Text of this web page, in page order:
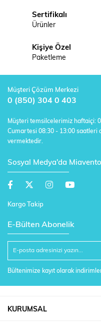
Sertifikalı
Ürünler
Kişiye Özel
Paketleme
Müşteri Çözüm Merkezi
0 (850) 304 0 403
Müşteri temsilcelerimiz haftaiçi:
Cumartesi 08:30 - 13:00 saatleri
vermektedir.
Sosyal Medya'da Miavento
Kargo Takip
E-Bülten Abonelik
Bültenimize kayıt olarak
KURUMSAL